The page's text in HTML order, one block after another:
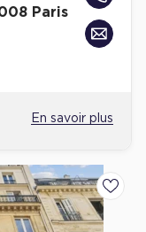
Paris
En savoir plus